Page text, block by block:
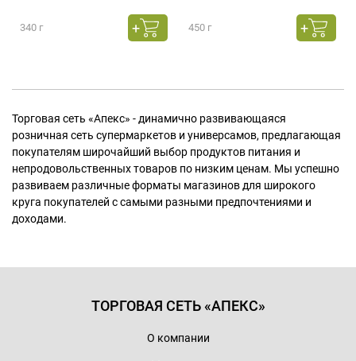
340 г 450 г
Торговая сеть «Апекс» - динамично развивающаяся
розничная сеть супермаркетов и универсамов, предлагающая
покупателям широчайший выбор продуктов питания и
непродовольственных товаров по низким ценам. Мы успешно
развиваем различные форматы магазинов для широкого
круга покупателей с самыми разными предпочтениями и
доходами.
ТОРГОВАЯ СЕТЬ «АПЕКС»
О компании